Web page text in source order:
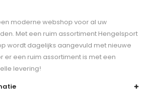
moderne webshop voor al uw
Met een ruim assortiment Hengelsport
wordt dagelijks aangevuld met nieuwe
er een ruim assortiment is met een
levering!